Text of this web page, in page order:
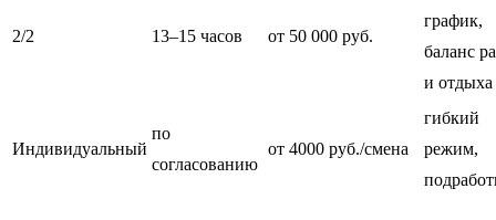
2/2 13–15 часов от 50 000 руб.
график,
баланс
и отдыха
Индивидуальный
по
согласованию
от 4000 руб./смена
гибкий
режим,